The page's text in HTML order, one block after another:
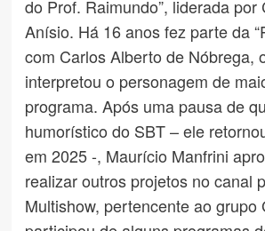
do Prof. Raimundo”, liderada por
Anísio. Há 16 anos fez parte da
com Carlos Alberto de Nóbrega,
interpretou o personagem de
programa. Após uma pausa de
humorístico do SBT – ele
em 2025 -, Maurício Manfrini
realizar outros projetos no canal
Multishow, pertencente ao grupo